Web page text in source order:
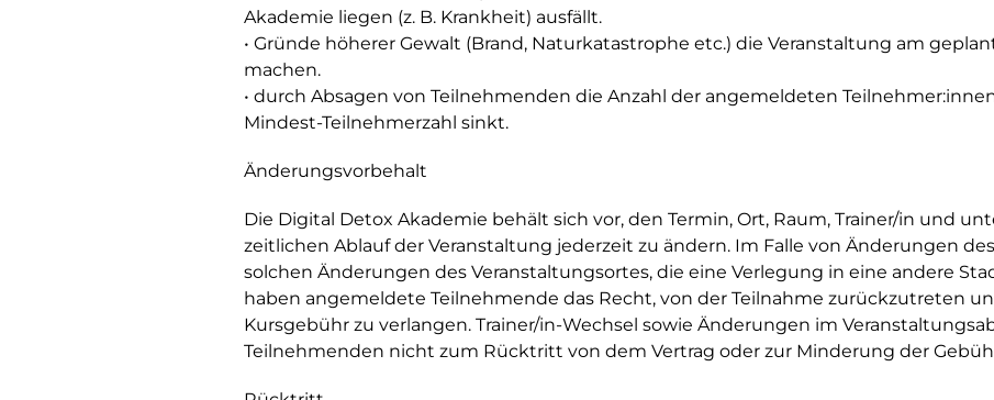
Akademie liegen (z. B. Krankheit) ausfällt.
• Gründe höherer Gewalt (Brand, Naturkatastrophe etc.) die Veranstaltung am
machen.
• durch Absagen von Teilnehmenden die Anzahl der angemeldeten
Mindest-Teilnehmerzahl sinkt.
Änderungsvorbehalt
Die Digital Detox Akademie behält sich vor, den Termin, Ort, Raum, Trainer/in und
zeitlichen Ablauf der Veranstaltung jederzeit zu ändern. Im Falle von Änderungen
solchen Änderungen des Veranstaltungsortes, die eine Verlegung in eine andere
haben angemeldete Teilnehmende das Recht, von der Teilnahme zurückzutreten
Kursgebühr zu verlangen. Trainer/in-Wechsel sowie Änderungen im
Teilnehmenden nicht zum Rücktritt von dem Vertrag oder zur Minderung der